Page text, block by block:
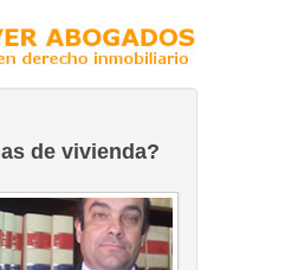
de vivienda?